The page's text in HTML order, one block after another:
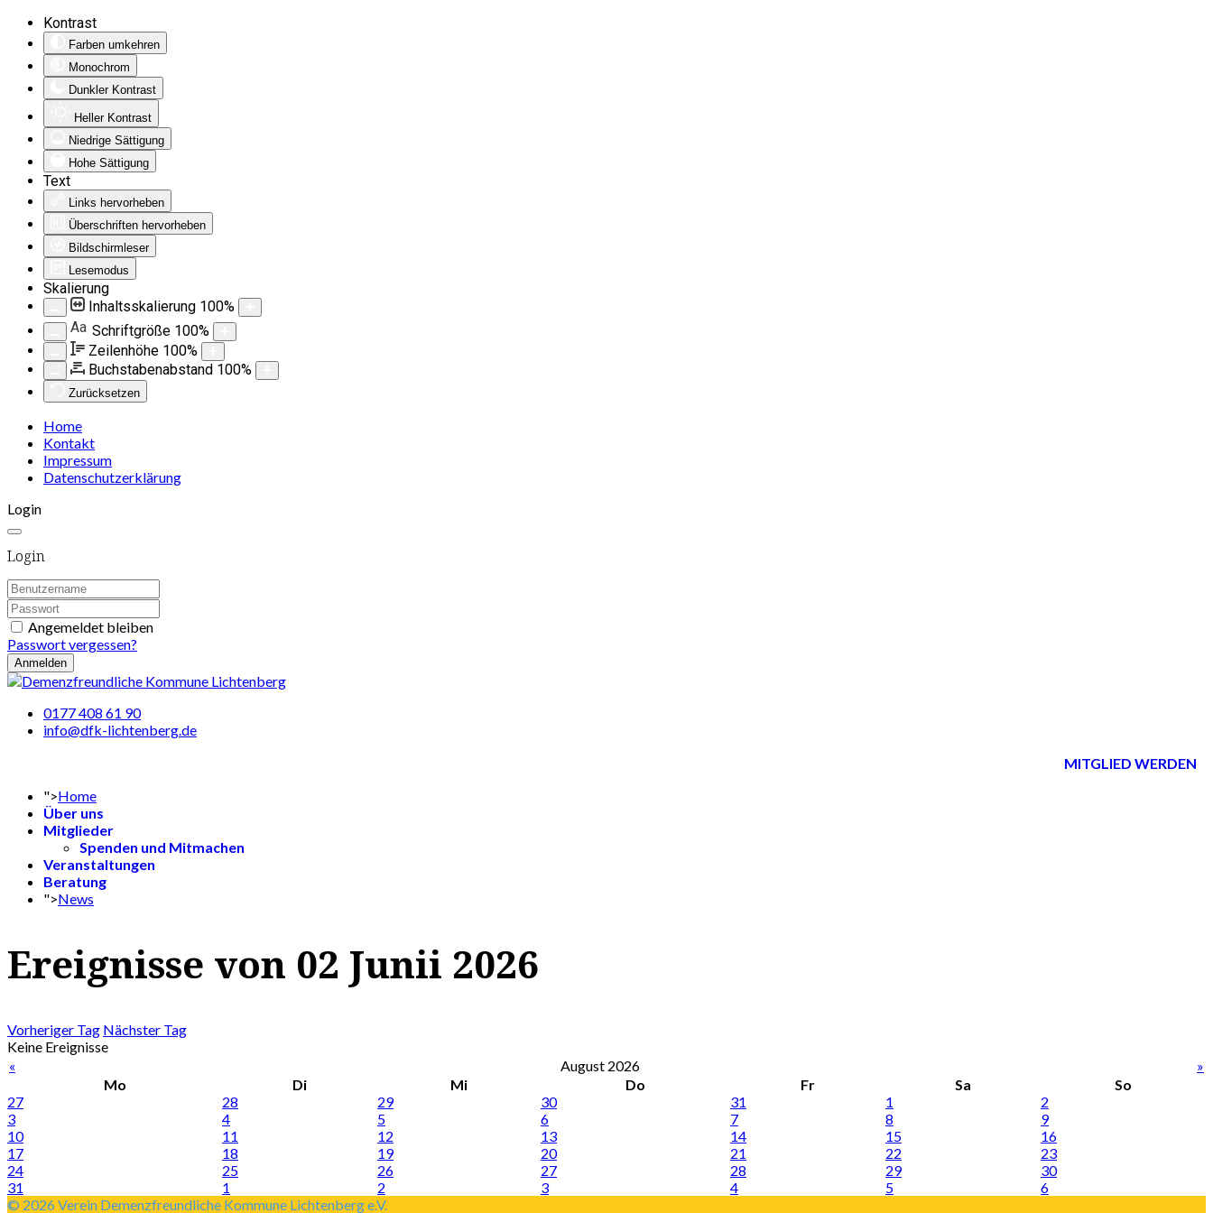
Kontrast
Farben umkehren
Monochrom
Dunkler Kontrast
Heller Kontrast
Niedrige Sättigung
Hohe Sättigung
Text
Links hervorheben
Überschriften hervorheben
Bildschirmleser
Lesemodus
Skalierung
Inhaltsskalierung 100%
Aa Schriftgröße 100%
Zeilenhöhe 100%
Buchstabenabstand 100%
Zurücksetzen
Home
Kontakt
Impressum
Datenschutzerklärung
Login
Login
Angemeldet bleiben
Passwort vergessen?
Anmelden
0177 408 61 90
info@dfk-lichtenberg.de
MITGLIED WERDEN
">Home
Über uns
Mitglieder
Spenden und Mitmachen
Veranstaltungen
Beratung
">News
Ereignisse von 02 Junii 2026
Vorheriger Tag Nächster Tag
Keine Ereignisse
«
August 2026
»
Mo
Di Mi Do Fr Sa
So
27
28 29 30 31 1
2
3
4 5 6 7 8
9
10
11 12 13 14 15
16
17
18 19 20 21 22
23
24
25 26 27 28 29
30
31
1 2 3 4 5
6
© 2026 Verein Demenzfreundliche Kommune Lichtenberg e.V.